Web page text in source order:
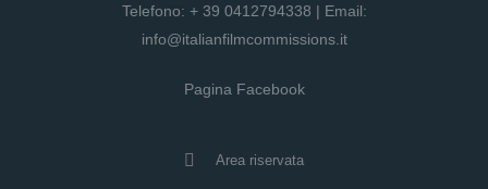
Telefono: + 39 0412794338 | Email:
info@italianfilmcommissions.it
Pagina Facebook
Area riservata